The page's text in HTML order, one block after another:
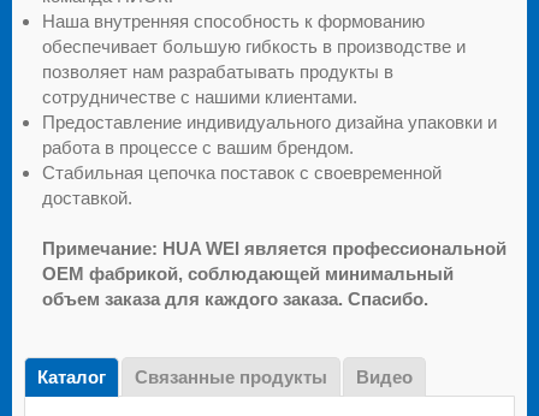
Наша внутренняя способность к формованию
обеспечивает большую гибкость в производстве и
позволяет нам разрабатывать продукты в
сотрудничестве с нашими клиентами.
Предоставление индивидуального дизайна упаковки и
работа в процессе с вашим брендом.
Стабильная цепочка поставок с своевременной
доставкой.
Примечание: HUA WEI является профессиональной
OEM фабрикой, соблюдающей минимальный
объем заказа для каждого заказа. Спасибо.
Каталог Связанные продукты Видео